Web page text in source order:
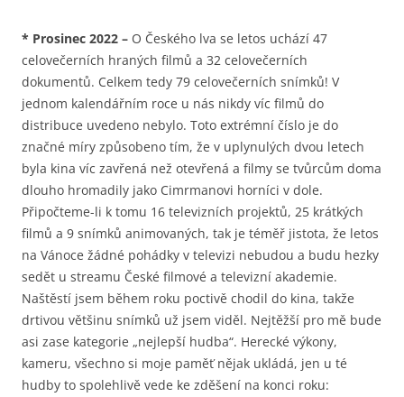
* Prosinec 2022 – O Českého lva se letos uchází 47
celovečerních hraných filmů a 32 celovečerních
dokumentů. Celkem tedy 79 celovečerních snímků! V
jednom kalendářním roce u nás nikdy víc filmů do
distribuce uvedeno nebylo. Toto extrémní číslo je do
značné míry způsobeno tím, že v uplynulých dvou letech
byla kina víc zavřená než otevřená a filmy se tvůrcům doma
dlouho hromadily jako Cimrmanovi horníci v dole.
Připočteme-li k tomu 16 televizních projektů, 25 krátkých
filmů a 9 snímků animovaných, tak je téměř jistota, že letos
na Vánoce žádné pohádky v televizi nebudou a budu hezky
sedět u streamu České filmové a televizní akademie.
Naštěstí jsem během roku poctivě chodil do kina, takže
drtivou většinu snímků už jsem viděl. Nejtěžší pro mě bude
asi zase kategorie „nejlepší hudba“. Herecké výkony,
kameru, všechno si moje paměť nějak ukládá, jen u té
hudby to spolehlivě vede ke zděšení na konci roku: